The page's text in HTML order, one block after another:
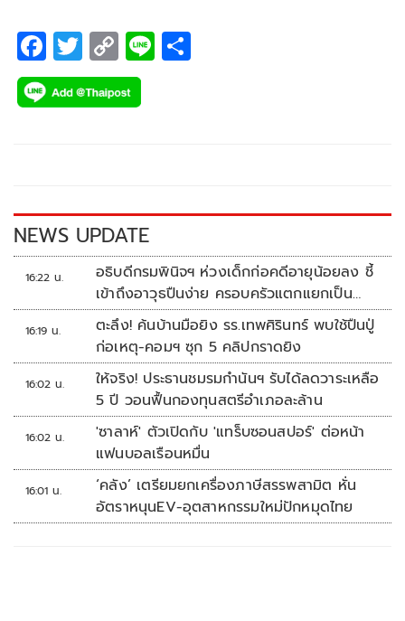
F
ac
e
k
T
wi
tt
C
o
p
k
Li
NEWS UPDATE
16:22 น.
อธิบดีกรมพินิจฯ ห่วงเด็กก่อคดีอายุน้อยลง ชี้
เข้าถึงอาวุธปืนง่าย ครอบครัวแตกแยกเป็น
ชนวนสำคัญ
16:19 น.
ตะลึง! ค้นบ้านมือยิง รร.เทพศิรินทร์ พบใช้ปืนปู่
ก่อเหตุ-คอมฯ ซุก 5 คลิปกราดยิง
16:02 น.
ให้จริง! ประธานชมรมกำนันฯ รับได้ลดวาระเหลือ
5 ปี วอนฟื้นกองทุนสตรีอำเภอละล้าน
16:02 น.
'ซาลาห์' ตัวเปิดกับ 'แทร็บซอนสปอร์' ต่อหน้า
แฟนบอลเรือนหมื่น
16:01 น.
‘คลัง’ เตรียมยกเครื่องภาษีสรรพสามิต หั่น
อัตราหนุนEV-อุตสาหกรรมใหม่ปักหมุดไทย